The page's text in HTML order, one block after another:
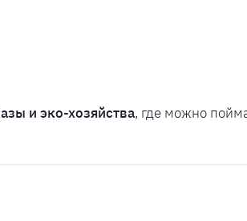
и эко-хозяйства, где можно